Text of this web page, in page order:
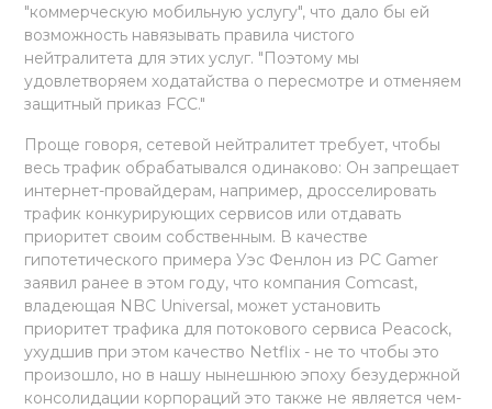
"коммерческую мобильную услугу", что дало бы ей
возможность навязывать правила чистого
нейтралитета для этих услуг. "Поэтому мы
удовлетворяем ходатайства о пересмотре и отменяем
защитный приказ FCC."
Проще говоря, сетевой нейтралитет требует, чтобы
весь трафик обрабатывался одинаково: Он запрещает
интернет-провайдерам, например, дросселировать
трафик конкурирующих сервисов или отдавать
приоритет своим собственным. В качестве
гипотетического примера Уэс Фенлон из PC Gamer
заявил ранее в этом году, что компания Comcast,
владеющая NBC Universal, может установить
приоритет трафика для потокового сервиса Peacock,
ухудшив при этом качество Netflix - не то чтобы это
произошло, но в нашу нынешнюю эпоху безудержной
консолидации корпораций это также не является чем-